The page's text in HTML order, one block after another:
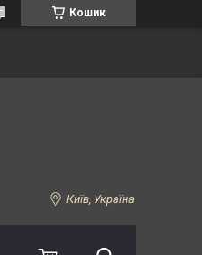
Кошик
Київ, Україна